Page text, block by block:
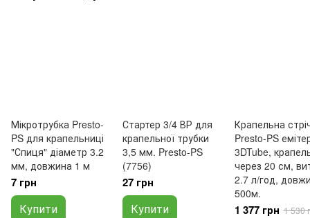
Мікротрубка Presto-
PS для крапельниці
"Спиця" діаметр 3.2
мм, довжина 1 м
7 грн
Купити
Стартер 3/4 ВР для
крапельної трубки
3,5 мм. Presto-PS
(7756)
27 грн
Купити
Крапельна
Presto-PS
3DTube,
через 20 см,
2.7 л/год,
500м.
1 377 грн 1 530